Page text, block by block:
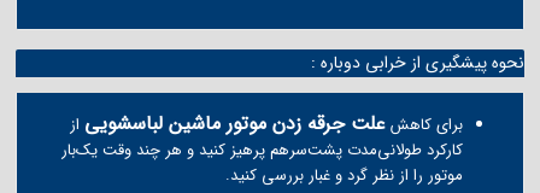
نحوه پیشگیری از خرابی دوباره :
برای کاهشعلت جرقه زدن موتور ماشین لباسشویی از
کارکرد طولانی‌مدت پشت‌سرهم پرهیز کنید و هر چند وقت یک‌بار
موتور را از نظر گرد و غبار بررسی کنید.